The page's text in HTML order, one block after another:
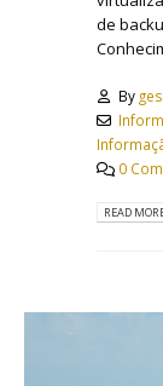
de
By
0
READ